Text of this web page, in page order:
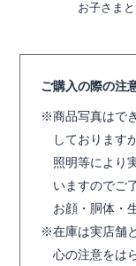
お子さま
ご購入の際の注
商品写真はで
しております
照明等により
いますのでご
お顔・胴体・
在庫は実店舗
心の注意をは